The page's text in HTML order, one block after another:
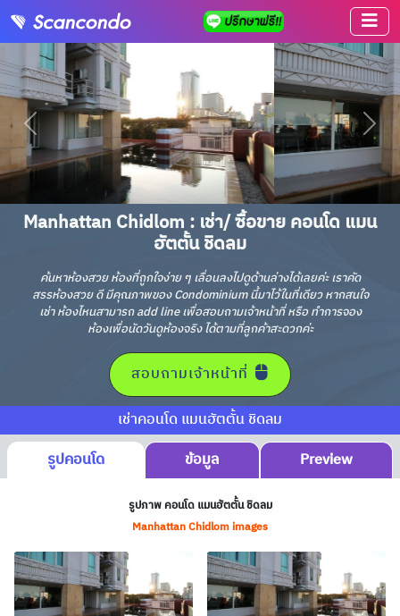
Manhattan Chidlom : เช่า/ ซื้อขาย คอนโด แมน
ฮัตตั้น ชิดลม
ค้นหาห้องสวย ห้องที่ถูกใจง่าย ๆ เลื่อนลงไปดูด้านล่างได้เลยค่ะ เราคัด
สรรห้องสวย ดี มีคุณภาพของ Condominium นี้มาไว้ในที่เดียว หากสนใจ
เช่า ห้องไหนสามารถ add line เพื่อสอบถามเจ้าหน้าที่ หรือ ทำการจอง
ห้องเพื่อนัดวันดูห้องจริง ได้ตามที่ลูกค้าสะดวกค่ะ
สอบถามเจ้าหน้าที่
เช่าคอนโด แมนฮัตตั้น ชิดลม
รูปคอนโด
ข้อมูล Preview
รูปภาพ คอนโด แมนฮัตตั้น ชิดลม
Manhattan Chidlom images